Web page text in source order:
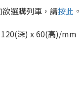
選購列車，請按此 。
深) x 60(高)/mm